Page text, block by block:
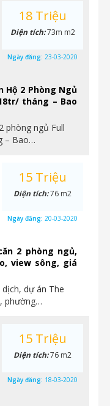
Hộ 2 Phòng Ngủ
tháng – Bao
phòng ngủ Full
– Bao…
18 Triệu
Diện tích:73m m2
Ngày đăng: 23-03-2020
2 phòng ngủ,
view sông, giá
dự án The
phường…
15 Triệu
Diện tích:76 m2
Ngày đăng: 20-03-2020
15 Triệu
Diện tích:76 m2
Ngày đăng: 18-03-2020